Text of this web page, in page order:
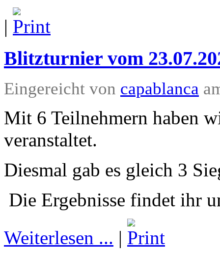
|
Blitzturnier vom
Eingereicht von capablanca
Mit 6 Teilnehmern haben
veranstaltet.
Diesmal gab es gleich 3
Die Ergebnisse findet ihr
Weiterlesen ... |